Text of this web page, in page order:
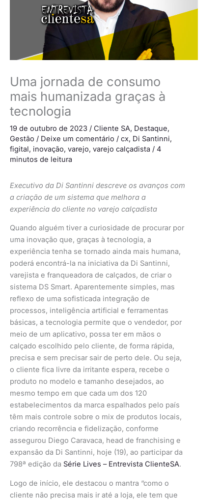
Uma jornada de consumo
mais humanizada graças à
tecnologia
19 de outubro de 2023 / Cliente SA, Destaque,
Gestão / Deixe um comentário / cx, Di Santinni,
figital, inovação, varejo, varejo calçadista / 4
minutos de leitura
Executivo da Di Santinni descreve os avanços com
a criação de um sistema que melhora a
experiência do cliente no varejo calçadista
Quando alguém tiver a curiosidade de procurar por
uma inovação que, graças à tecnologia, a
experiência tenha se tornado ainda mais humana,
poderá encontrá-la na iniciativa da Di Santinni,
varejista e franqueadora de calçados, de criar o
sistema DS Smart. Aparentemente simples, mas
reflexo de uma sofisticada integração de
processos, inteligência artificial e ferramentas
básicas, a tecnologia permite que o vendedor, por
meio de um aplicativo, possa ter em mãos o
calçado escolhido pelo cliente, de forma rápida,
precisa e sem precisar sair de perto dele. Ou seja,
o cliente fica livre da irritante espera, recebe o
produto no modelo e tamanho desejados, ao
mesmo tempo em que cada um dos 120
estabelecimentos da marca espalhados pelo país
têm mais controle sobre o mix de produtos locais,
criando recorrência e fidelização, conforme
assegurou Diego Caravaca, head de franchising e
expansão da Di Santinni, hoje (19), ao participar da
798ª edição da Série Lives – Entrevista ClienteSA.
Logo de início, ele destacou o mantra “como o
cliente não precisa mais ir até a loja, ele tem que